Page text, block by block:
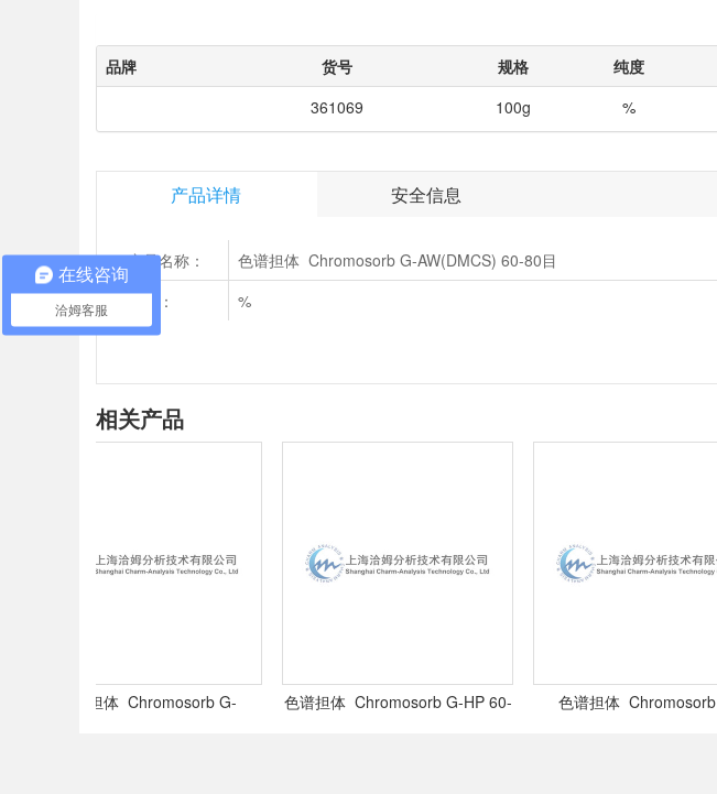
品牌 货号 规格 纯度
361069
100g %
产品详情 安全信息
产品名称：
色谱担体 Chromosorb G-AW(DMCS) 60-80目
纯度：
%
相关产品
色谱担体 Chromosorb G-
色谱担体 Chromosorb G-HP 60-
色谱担体 Chromosorb W-
在线咨询
洽姆客服